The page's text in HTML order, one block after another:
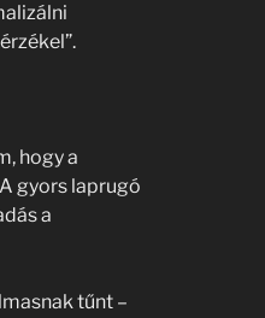
hogy a
gyors laprugó
a
tűnt –